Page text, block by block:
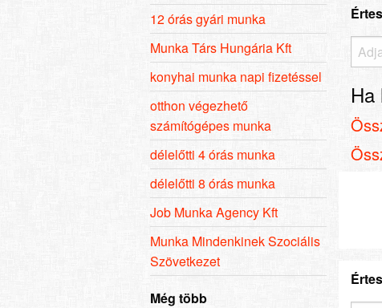
Ha
12 órás gyári munka
Munka Társ Hungária Kft
konyhai munka napi fizetéssel
otthon végezhető
számítógépes munka
délelőtti 4 órás munka
délelőtti 8 órás munka
Job Munka Agency Kft
Munka Mindenkinek Szociális
Szövetkezet
Még több